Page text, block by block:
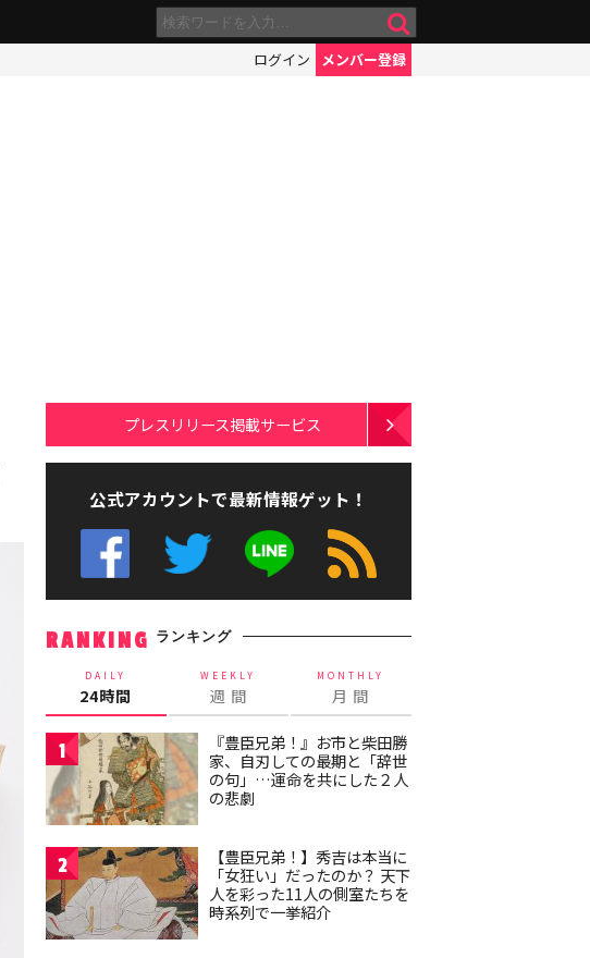
ログイン メンバー登録
プレスリリース掲載サービス
公式アカウントで最新情報ゲット！
RANKING ランキング
DAILY
24時間
WEEKLY
週 間
MONTHLY
月 間
1
『豊臣兄弟！』お市と柴田勝
家、自刃しての最期と「辞世
の句」…運命を共にした２人
の悲劇
2
【豊臣兄弟！】秀吉は本当に
「女狂い」だったのか？ 天下
人を彩った11人の側室たちを
時系列で一挙紹介